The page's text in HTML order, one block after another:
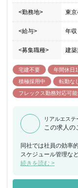
<勤務地> 東
<給与> 年収
<募集職種> 建
宅建不要 年間休日
積極採用中
転勤な
フレックス勤務対応可能
リアルエステ
この求人の
同社では社員の効率
スケジュール管理な
スク管理や案件の進
時間程度に抑えるこ
続きを読む >